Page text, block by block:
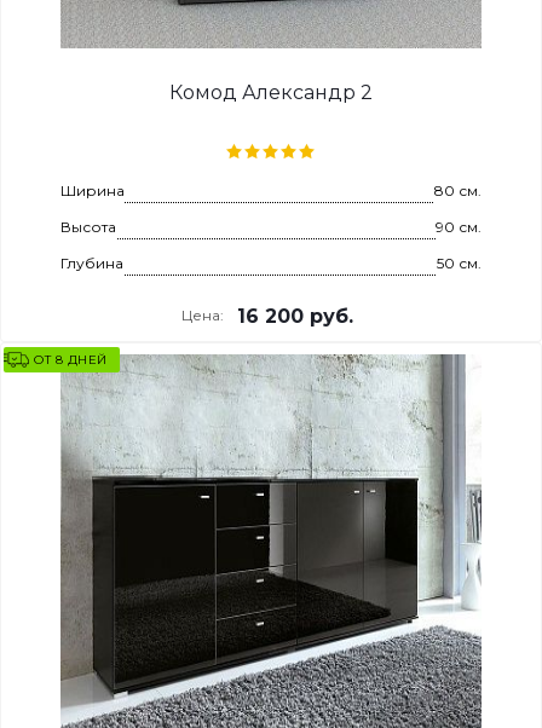
Комод Александр 2
Ширина
80 см.
Высота
90 см.
Глубина
50 см.
Цена: 16 200руб.
ОТ 8 ДНЕЙ